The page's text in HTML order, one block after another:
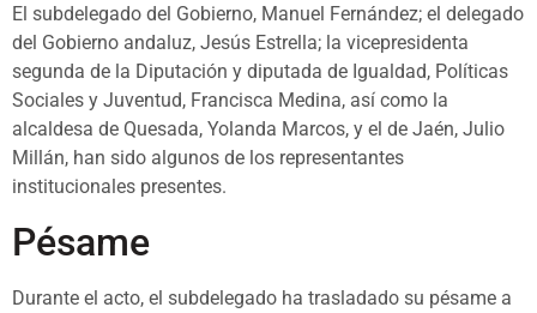
El subdelegado del Gobierno, Manuel Fernández; el delegado
del Gobierno andaluz, Jesús Estrella; la vicepresidenta
segunda de la Diputación y diputada de Igualdad, Políticas
Sociales y Juventud, Francisca Medina, así como la
alcaldesa de Quesada, Yolanda Marcos, y el de Jaén, Julio
Millán, han sido algunos de los representantes
institucionales presentes.
Pésame
Durante el acto, el subdelegado ha trasladado su pésame a